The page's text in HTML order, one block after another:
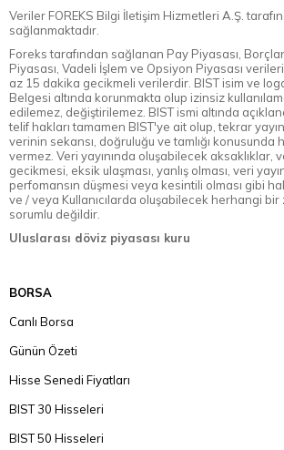
Veriler FOREKS Bilgi İletişim Hizmetleri A.Ş.
sağlanmaktadır.
Foreks tarafından sağlanan Pay Piyasası,
Piyasası, Vadeli İşlem ve Opsiyon Piyasası
az 15 dakika gecikmeli verilerdir. BIST isim ve
Belgesi altında korunmakta olup izinsiz
edilemez, değiştirilemez. BIST ismi altında
telif hakları tamamen BIST'ye ait olup, tekrar
verinin sekansı, doğruluğu ve tamlığı
vermez. Veri yayınında oluşabilecek aksaklıklar,
gecikmesi, eksik ulaşması, yanlış olması, veri
perfomansın düşmesi veya kesintili olması gibi
ve / veya Kullanıcılarda oluşabilecek herhangi
sorumlu değildir.
Uluslarası döviz piyasası kuru
BORSA
Canlı Borsa
Günün Özeti
Hisse Senedi Fiyatları
BIST 30 Hisseleri
BIST 50 Hisseleri